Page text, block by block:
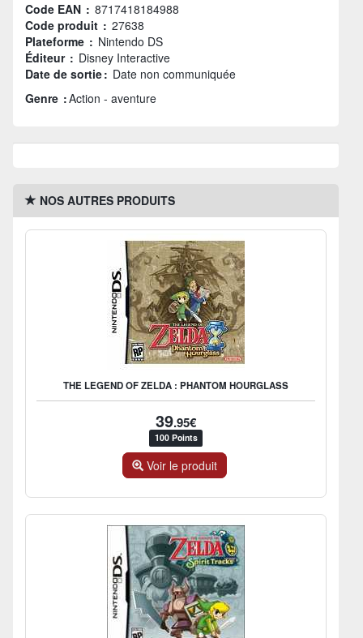
Code EAN : 8717418184988
Code produit : 27638
Plateforme : Nintendo DS
Éditeur : Disney Interactive
Date de sortie : Date non communiquée
Genre :Action - aventure
NOS AUTRES PRODUITS
THE LEGEND OF ZELDA : PHANTOM HOURGLASS
39.95€
100 Points
Voir le produit